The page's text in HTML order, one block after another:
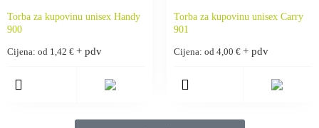
Torba za kupovinu unisex Handy
900
Cijena: od 1,42 € + pdv
Torba za kupovinu unisex Carry
901
Cijena: od 4,00 € + pdv